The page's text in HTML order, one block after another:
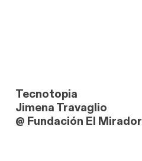
Tecnotopia
Jimena Travaglio
@ Fundación El Mirador